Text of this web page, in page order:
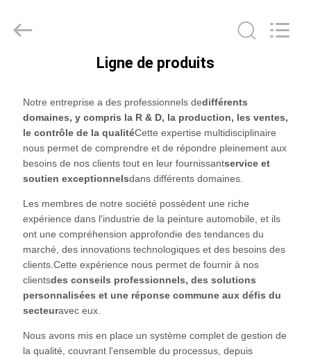
PRODUITS
VIDÉOS
PROPOS
NOUS
D'USINE
Chemical
Technology
Ligne de produits
Notre entreprise a des professionnels dedifférents
domaines, y compris la R & D, la production, les ventes,
le contrôle de la qualitéCette expertise multidisciplinaire
nous permet de comprendre et de répondre pleinement aux
besoins de nos clients tout en leur fournissantservice et
soutien exceptionnelsdans différents domaines.
Les membres de notre société possèdent une riche
expérience dans l'industrie de la peinture automobile, et ils
ont une compréhension approfondie des tendances du
marché, des innovations technologiques et des besoins des
clients.Cette expérience nous permet de fournir à nos
clientsdes conseils professionnels, des solutions
personnalisées et une réponse commune aux défis du
secteuravec eux.
Nous avons mis en place un système complet de gestion de
la qualité, couvrant l'ensemble du processus, depuis